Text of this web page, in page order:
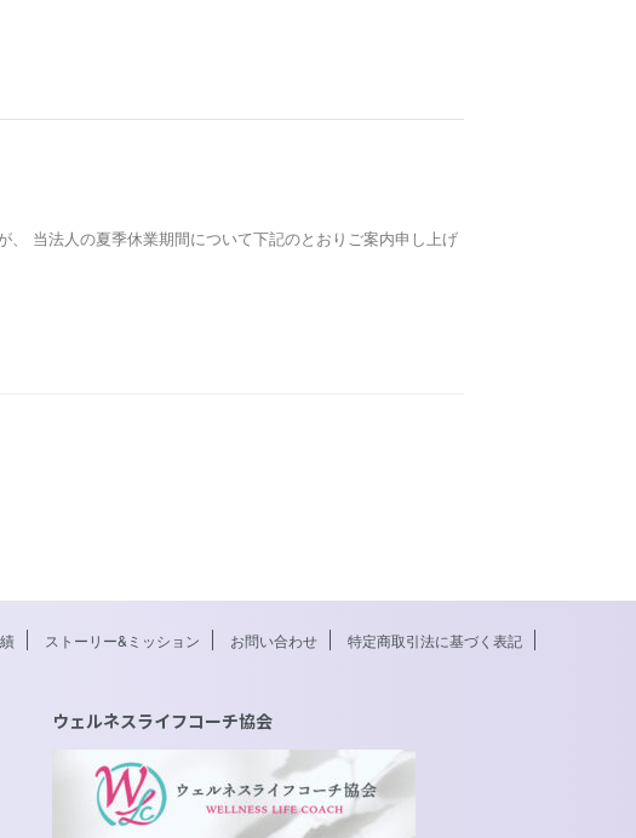
当法人の夏季休業期間について下記のとおりご案内申し上げ
ストーリー&ミッション お問い合わせ
特定商取引法に基づく表記
ウェルネスライフコーチ協会